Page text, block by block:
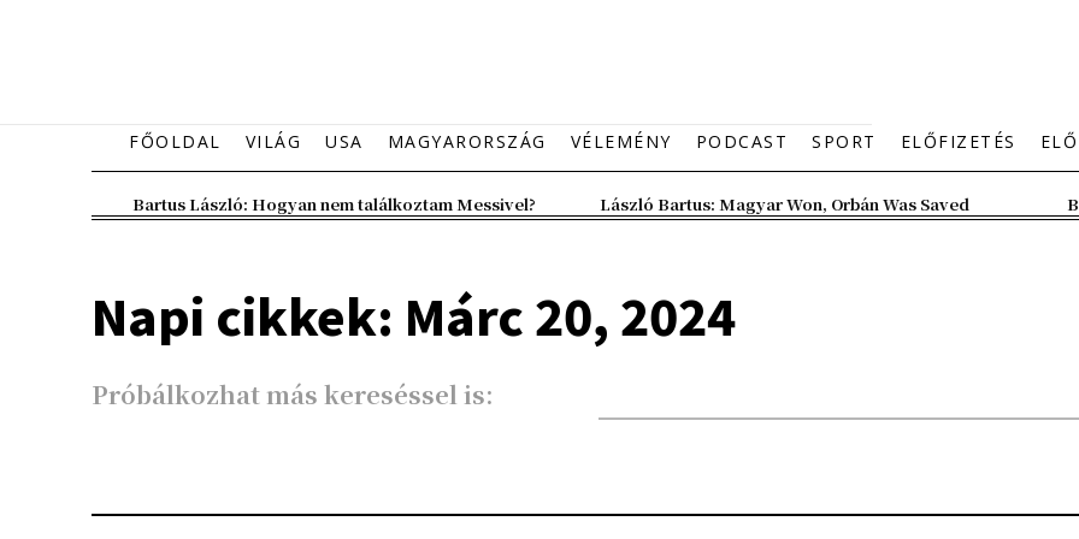
FŐOLDAL VILÁG USA MAGYARORSZÁG VÉLEMÉNY PODCAST SPORT ELŐFIZETÉS
Bartus László: Hogyan nem találkoztam Messivel? László Bartus: Magyar Won, Orbán Was Saved
Napi cikkek: Márc 20, 2024
Próbálkozhat más kereséssel is: